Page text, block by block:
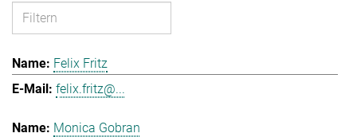
Felix Fritz
felix.fritz@...
Monica Gobran